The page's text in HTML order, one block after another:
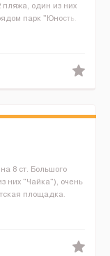
пляжа, один из них
парк "Юность.
8 ст. Большого
них "Чайка"), очень
площадка.
...